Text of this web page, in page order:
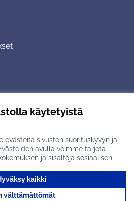
käytetyistä
evästeitä sivuston suorituskyvyn ja
avulla voimme tarjota
ja sisältöjä sosiaalisen
kaikki
välttämättömät
X-palvelussa